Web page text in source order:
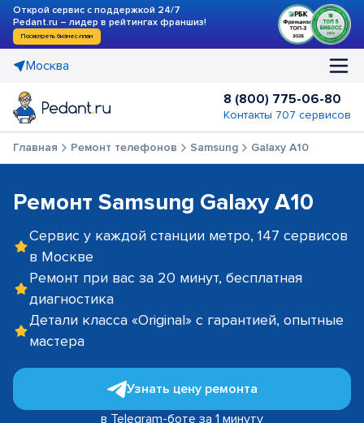
Открой сервис с поддержкой 24/7
Pedant.ru – лидер в рейтингах франшиз!
Посмотреть бизнес-план
Москва
8 (800) 775-06-80
Контакты 707 сервисов
Главная Ремонт телефонов Samsung Galaxy A10
Ремонт Samsung Galaxy A10
Сервис у каждой станции метро, 147 сервисов
в Москве
Ремонт при вас за 20 минут, бесплатная
диагностика
Детали класса «Original» с гарантией, опытные
мастера
Узнать цену ремонта
в Telegram-боте за 1 минуту